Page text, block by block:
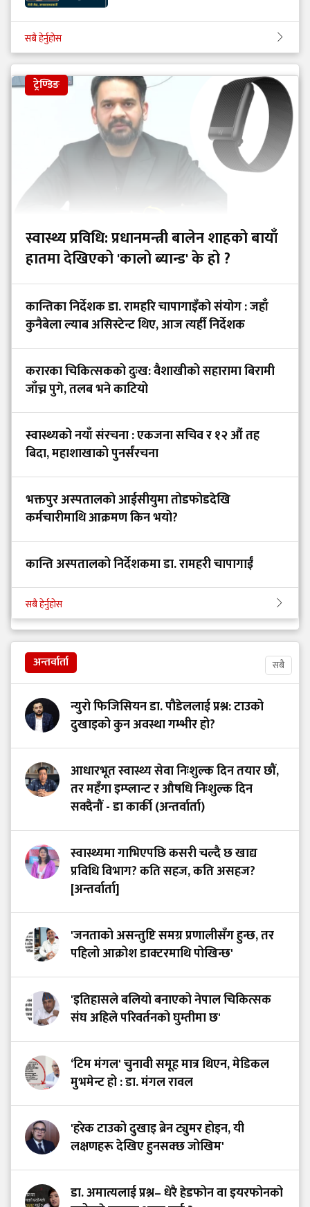
सबै हेर्नुहोस
ट्रेण्डिङ
स्वास्थ्य प्रविधि: प्रधानमन्त्री बालेन शाहको बायाँ
हातमा देखिएको 'कालो ब्यान्ड' के हो ?
कान्तिका निर्देशक डा. रामहरि चापागाइँको संयोग : जहाँ
कुनैबेला ल्याब असिस्टेन्ट थिए, आज त्यहीँ निर्देशक
करारका चिकित्सकको दुःख: वैशाखीको सहारामा बिरामी
जाँच्न पुगे, तलब भने काटियो
स्वास्थ्यको नयाँ संरचना : एकजना सचिव र १२ औं तह
बिदा, महाशाखाको पुनर्संरचना
भक्तपुर अस्पतालको आईसीयुमा तोडफोडदेखि
कर्मचारीमाथि आक्रमण किन भयो?
कान्ति अस्पतालको निर्देशकमा डा. रामहरी चापागाईं
सबै हेर्नुहोस
अन्तर्वार्ता सबै
न्युरो फिजिसियन डा. पौडेललाई प्रश्न: टाउको
दुखाइको कुन अवस्था गम्भीर हो?
आधारभूत स्वास्थ्य सेवा निःशुल्क दिन तयार छौं,
तर महँगा इम्प्लान्ट र औषधि निःशुल्क दिन
सक्दैनौं - डा कार्की (अन्तर्वार्ता)
स्वास्थ्यमा गाभिएपछि कसरी चल्दै छ खाद्य
प्रविधि विभाग? कति सहज, कति असहज?
[अन्तर्वार्ता]
'जनताको असन्तुष्टि समग्र प्रणालीसँग हुन्छ, तर
पहिलो आक्रोश डाक्टरमाथि पोखिन्छ'
'इतिहासले बलियो बनाएको नेपाल चिकित्सक
संघ अहिले परिवर्तनको घुम्तीमा छ'
‘टिम मंगल' चुनावी समूह मात्र थिएन, मेडिकल
मुभमेन्ट हो : डा. मंगल रावल
'हरेक टाउको दुखाइ ब्रेन ट्युमर होइन, यी
लक्षणहरू देखिए हुनसक्छ जोखिम'
डा. अमात्यलाई प्रश्न– धेरै हेडफोन वा इयरफोनको